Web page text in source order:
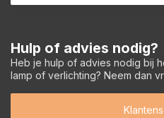
Hulp of advies nodig?
Heb je hulp of advies nodig bij
lamp of verlichting? Neem dan